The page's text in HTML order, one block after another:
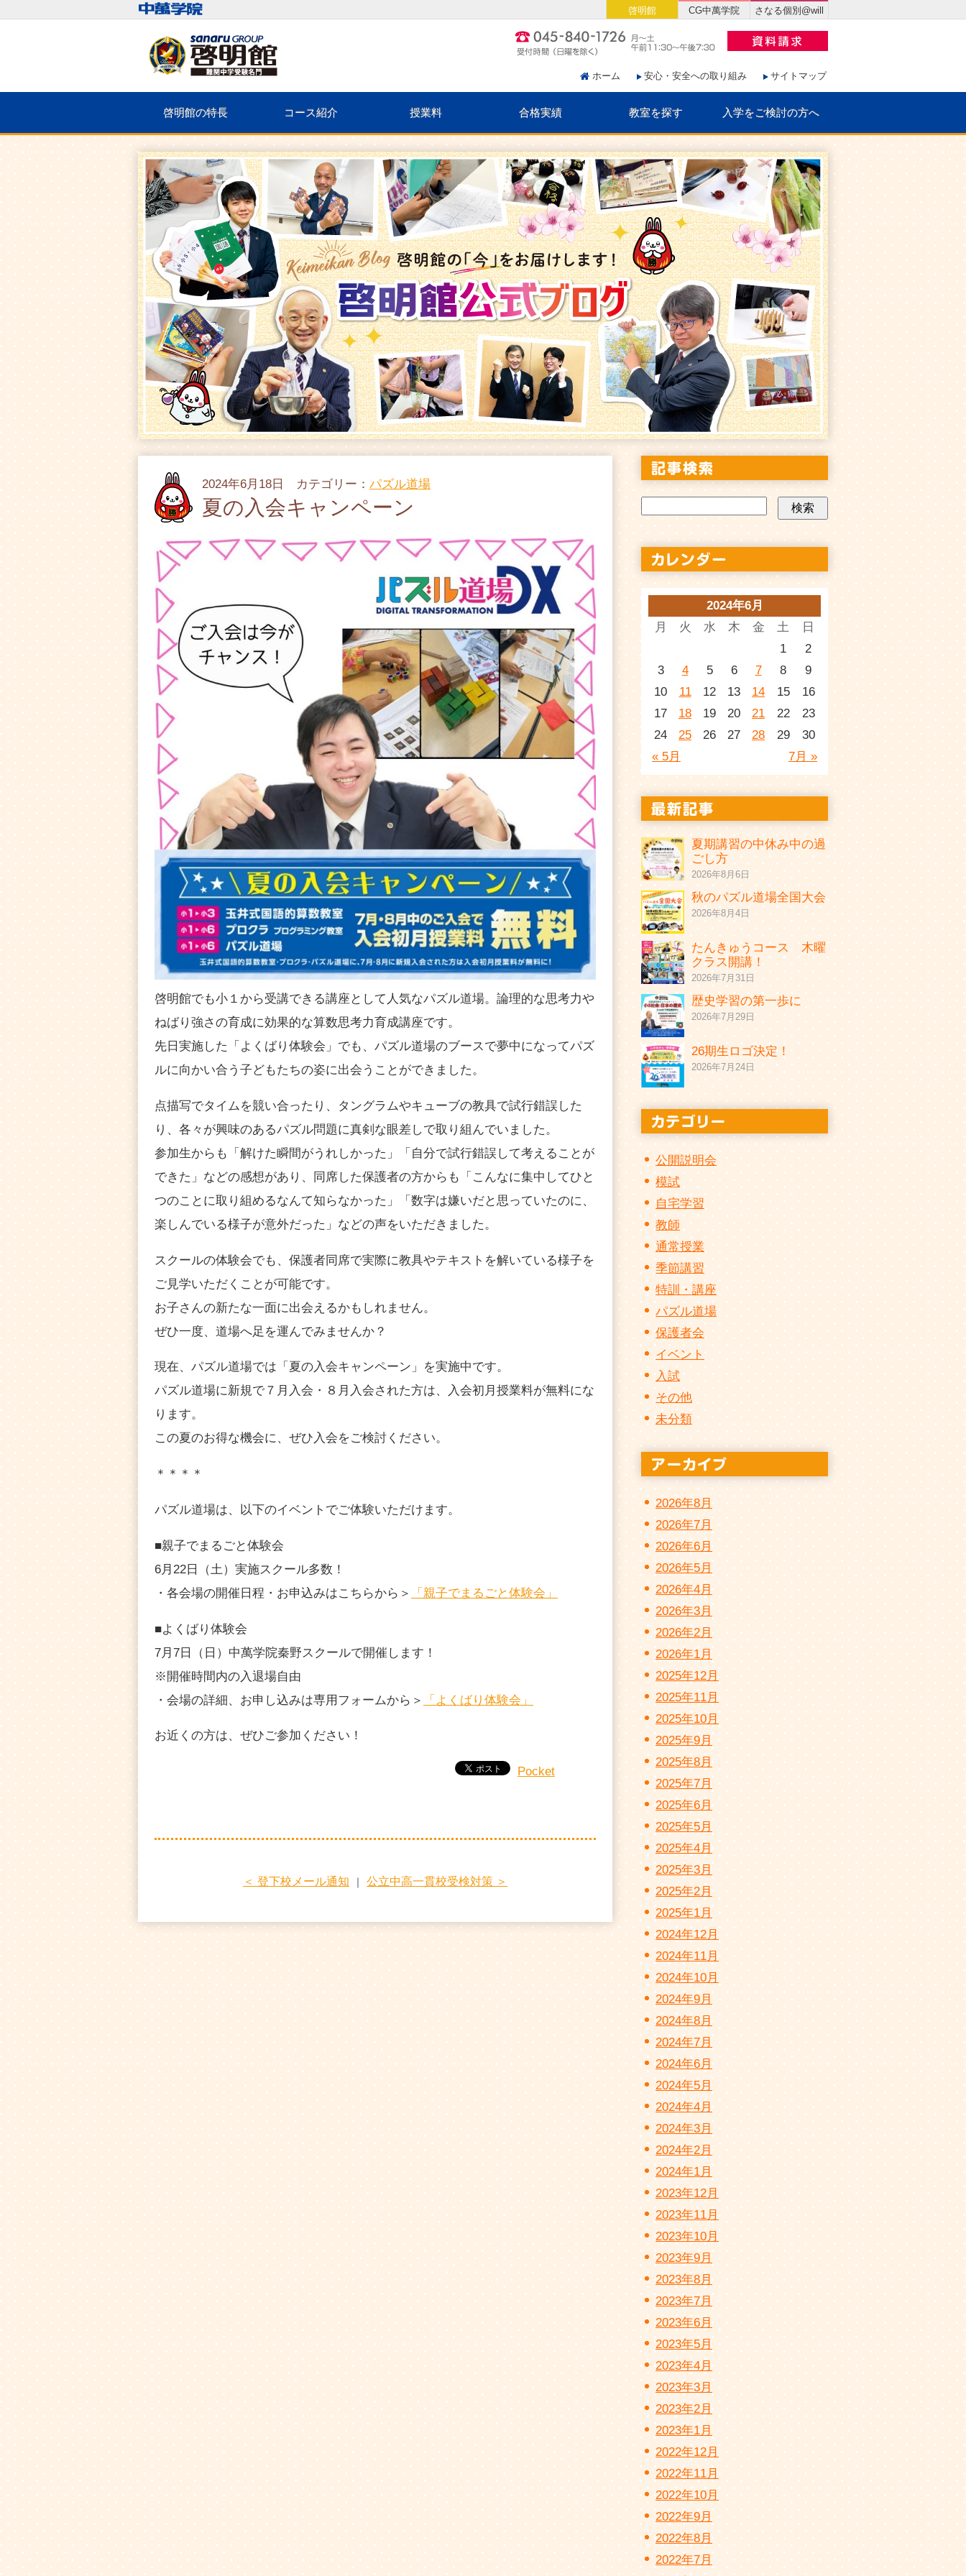
ホーム 安心・安全への取り組み サイトマップ
啓明館の特長 コース紹介 授業料 合格実績 教室を探す 入学をご検討の方へ
啓明館 CG中萬学院 さなる個別@will
2024年6月18日 カテゴリー： パズル道場
夏の入会キャンペーン
啓明館でも小１から受講できる講座として人気なパズル道場。論理的な思考力や
ねばり強さの育成に効果的な算数思考力育成講座です。
先日実施した「よくばり体験会」でも、パズル道場のブースで夢中になってパズ
ルに向かい合う子どもたちの姿に出会うことができました。
点描写でタイムを競い合ったり、タングラムやキューブの教具で試行錯誤した
り、各々が興味のあるパズル問題に真剣な眼差しで取り組んでいました。
参加生からも「解けた瞬間がうれしかった」「自分で試行錯誤して考えることが
できた」などの感想があり、同席した保護者の方からも「こんなに集中してひと
つのことに取り組めるなんて知らなかった」「数字は嫌いだと思っていたのに、
楽しんでいる様子が意外だった」などの声をいただきました。
スクールの体験会でも、保護者同席で実際に教具やテキストを解いている様子を
ご見学いただくことが可能です。
お子さんの新たな一面に出会えるかもしれません。
ぜひ一度、道場へ足を運んでみませんか？
現在、パズル道場では「夏の入会キャンペーン」を実施中です。
パズル道場に新規で７月入会・８月入会された方は、入会初月授業料が無料にな
ります。
この夏のお得な機会に、ぜひ入会をご検討ください。
＊＊＊＊
パズル道場は、以下のイベントでご体験いただけます。
■親子でまるごと体験会
6月22日（土）実施スクール多数！
・各会場の開催日程・お申込みはこちらから＞
「親子でまるごと体験会」
■よくばり体験会
7月7日（日）中萬学院秦野スクールで開催します！
※開催時間内の入退場自由
・会場の詳細、お申し込みは専用フォームから＞
「よくばり体験会」
お近くの方は、ぜひご参加ください！
Pocket
＜ 登下校メール通知 ｜ 公立中高一貫校受検対策 ＞
2024年6月
月
火 水 木 金 土 日
« 5月 7月 »
1
2
3
4 5 6 7 8
9
10
11 12 13 14 15
16
17
18 19 20 21 22
23
24
25 26 27 28 29 30
夏期講習の中休み中の過
ごし方
2026年8月6日
秋のパズル道場全国大会
2026年8月4日
たんきゅうコース 木曜
クラス開講！
2026年7月31日
歴史学習の第一歩に
2026年7月29日
26期生ロゴ決定！
2026年7月24日
公開説明会
模試
自宅学習
教師
通常授業
季節講習
特訓・講座
パズル道場
保護者会
イベント
入試
その他
未分類
2026年8月
2026年7月
2026年6月
2026年5月
2026年4月
2026年3月
2026年2月
2026年1月
2025年12月
2025年11月
2025年10月
2025年9月
2025年8月
2025年7月
2025年6月
2025年5月
2025年4月
2025年3月
2025年2月
2025年1月
2024年12月
2024年11月
2024年10月
2024年9月
2024年8月
2024年7月
2024年6月
2024年5月
2024年4月
2024年3月
2024年2月
2024年1月
2023年12月
2023年11月
2023年10月
2023年9月
2023年8月
2023年7月
2023年6月
2023年5月
2023年4月
2023年3月
2023年2月
2023年1月
2022年12月
2022年11月
2022年10月
2022年9月
2022年8月
2022年7月